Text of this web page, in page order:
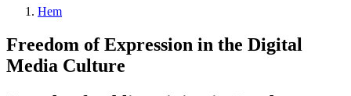
Hem
Freedom of Expression in the Digital
Media Culture